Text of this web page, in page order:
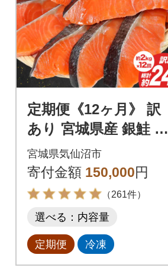
定期便《12ヶ月》 訳
あり 宮城県産 銀鮭 切
身 約2kg×12回 計24k
g [20564498]
宮城県気仙沼市
寄付金額 150,000円
（261件）
選べる：内容量
定期便 冷凍